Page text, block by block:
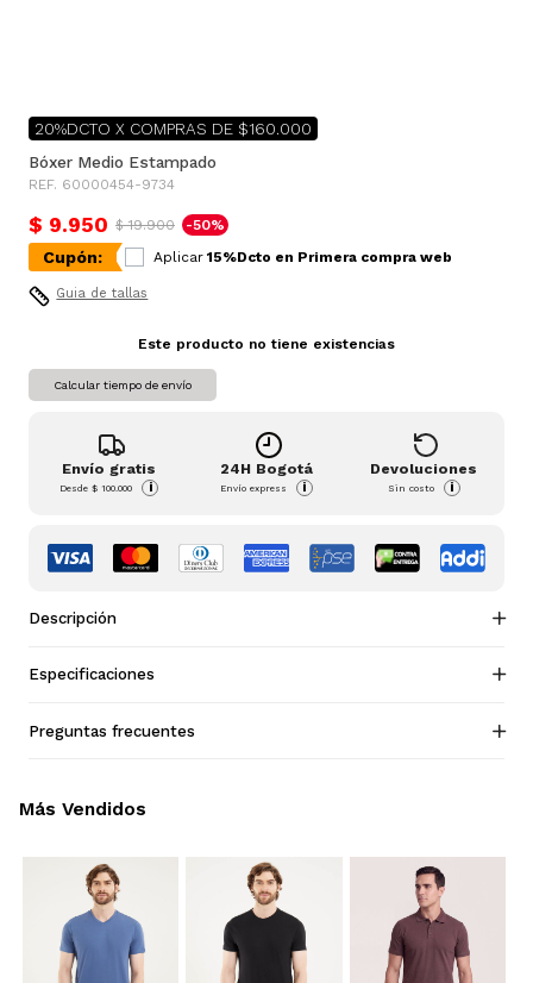
20%DCTO X COMPRAS DE $160.000
Bóxer Medio Estampado
REF. 60000454-9734
$ 9.950 $ 19.900 -50%
Cupón: Aplicar 15%Dcto en Primera compra web
Guia de tallas
Este producto no tiene existencias
Calcular tiempo de envío
Envío gratis
Desde$ 100.000 i
24H Bogotá
Envío express i
Devoluciones
Sin costo i
Descripción
Especificaciones
Preguntas frecuentes
Más Vendidos